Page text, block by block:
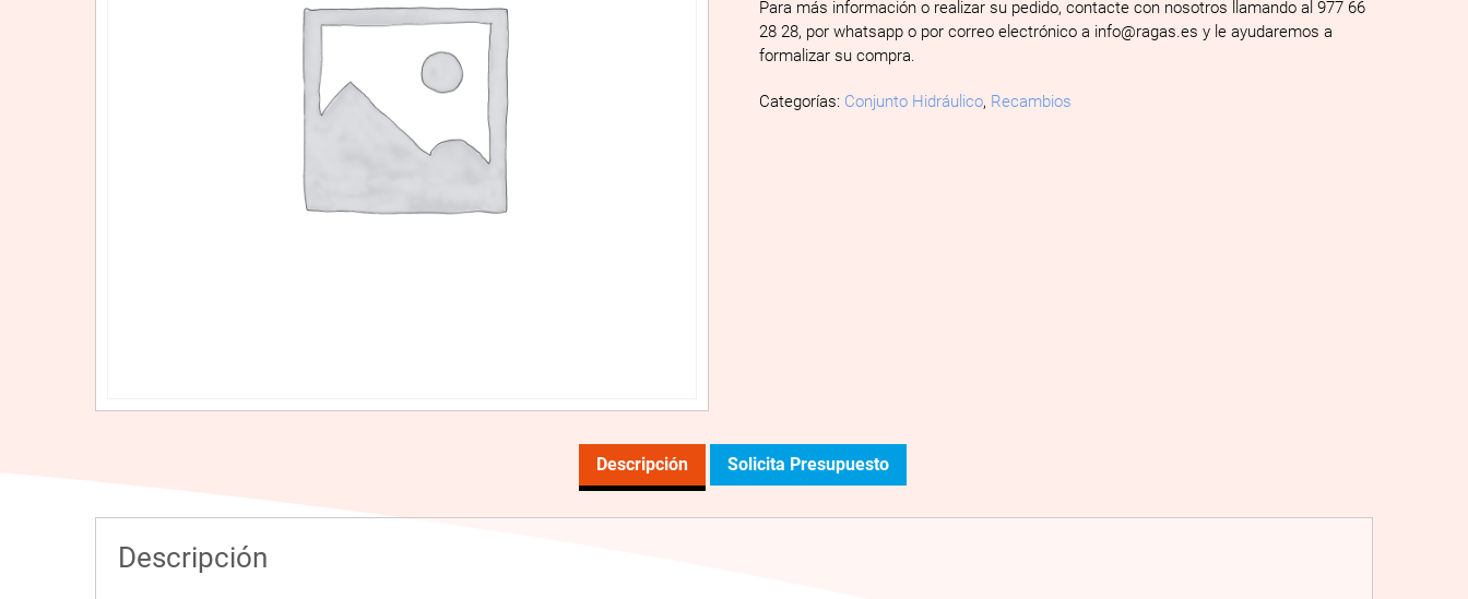
Para más información o realizar su pedido, contacte con nosotros llamando al 977 66
28 28, por whatsapp o por correo electrónico a info@ragas.es y le ayudaremos a
formalizar su compra.
Categorías: Conjunto Hidráulico, Recambios
Descripción Solicita Presupuesto
Descripción